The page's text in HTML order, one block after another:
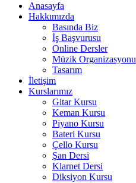
Anasayfa
Hakkımızda
Basında Biz
İş Başvurusu
Online Dersler
Müzik Organizasyonu
Tasarım
İletişim
Kurslarımız
Gitar Kursu
Keman Kursu
Piyano Kursu
Bateri Kursu
Çello Kursu
Şan Dersi
Klarnet Dersi
Diksiyon Kursu